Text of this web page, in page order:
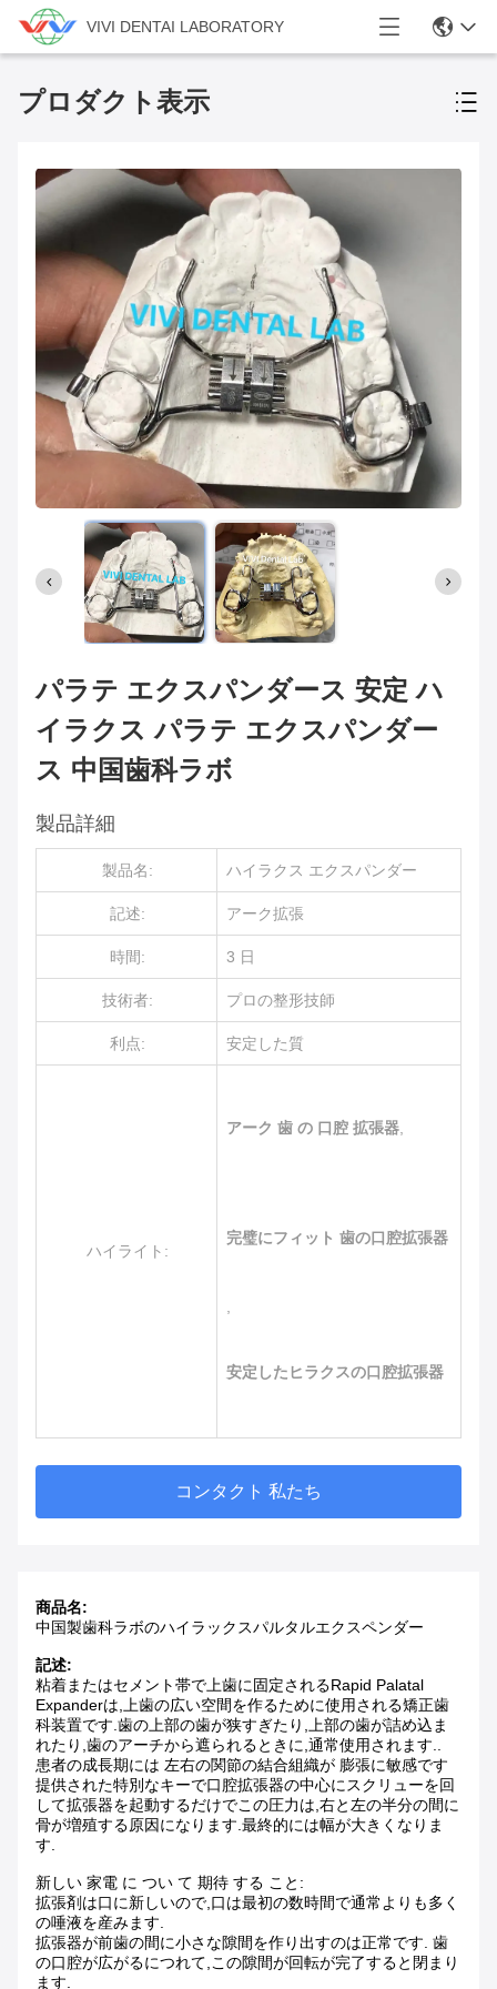
VIVI DENTAI LABORATORY
プロダクト表示
パラテ エクスパンダース 安定 ハ
イラクス パラテ エクスパンダー
ス 中国歯科ラボ
製品詳細
製品名: ハイラクス エクスパンダー
記述: アーク拡張
時間: 3 日
技術者: プロの整形技師
利点: 安定した質
ハイライト:
アーク 歯 の 口腔 拡張器
完璧にフィット 歯の口腔拡張器
安定したヒラクスの口腔拡張器
コンタクト 私たち
商品名:
中国製歯科ラボのハイラックスパルタルエクスペンダー
記述:
粘着またはセメント帯で上歯に固定されるRapid Palatal
Expanderは,上歯の広い空間を作るために使用される矯正歯
科装置です.歯の上部の歯が狭すぎたり,上部の歯が詰め込ま
れたり,歯のアーチから遮られるときに,通常使用されます..
患者の成長期には 左右の関節の結合組織が 膨張に敏感です
提供された特別なキーで口腔拡張器の中心にスクリューを回
して拡張器を起動するだけでこの圧力は,右と左の半分の間に
骨が増殖する原因になります.最終的には幅が大きくなりま
す.
新しい 家電 に つい て 期待 する こと:
拡張剤は口に新しいので,口は最初の数時間で通常よりも多く
の唾液を産みます.
拡張器が前歯の間に小さな隙間を作り出すのは正常です. 歯
の口腔が広がるにつれて,この隙間が回転が完了すると閉まり
ます.